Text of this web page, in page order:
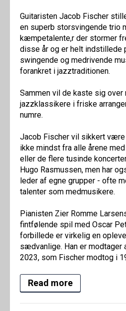
Guitaristen Jacob Fischer
en superb storsvingende trio
kæmpetalente,r der stormer
disse år og er helt indstillede
swingende og medrivende
forankret i jazztraditionen.
Sammen vil de kaste sig over
jazzklassikere i friske
numre.
Jacob Fischer vil sikkert
ikke mindst fra alle årene
eller de flere tusinde
Hugo Rasmussen, men har
leder af egne grupper - ofte
talenter som medmusikere.
Pianisten Zier Romme
fintfølende spil med Oscar
forbillede er virkelig en
sædvanlige. Han er modtager
2023, som Fischer modtog i
Read more